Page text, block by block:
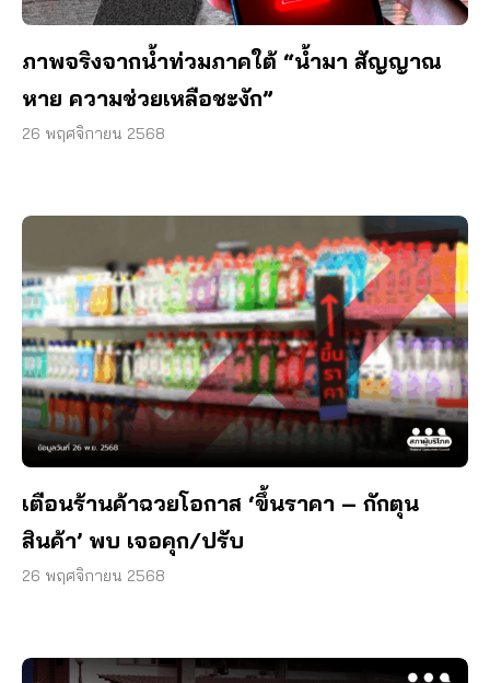
ภาพจริงจากน้ำท่วมภาคใต้ “น้ำมา สัญญาณ
หาย ความช่วยเหลือชะงัก”
26 พฤศจิกายน 2568
เตือนร้านค้าฉวยโอกาส ‘ขึ้นราคา – กักตุน
สินค้า’ พบ เจอคุก/ปรับ
26 พฤศจิกายน 2568